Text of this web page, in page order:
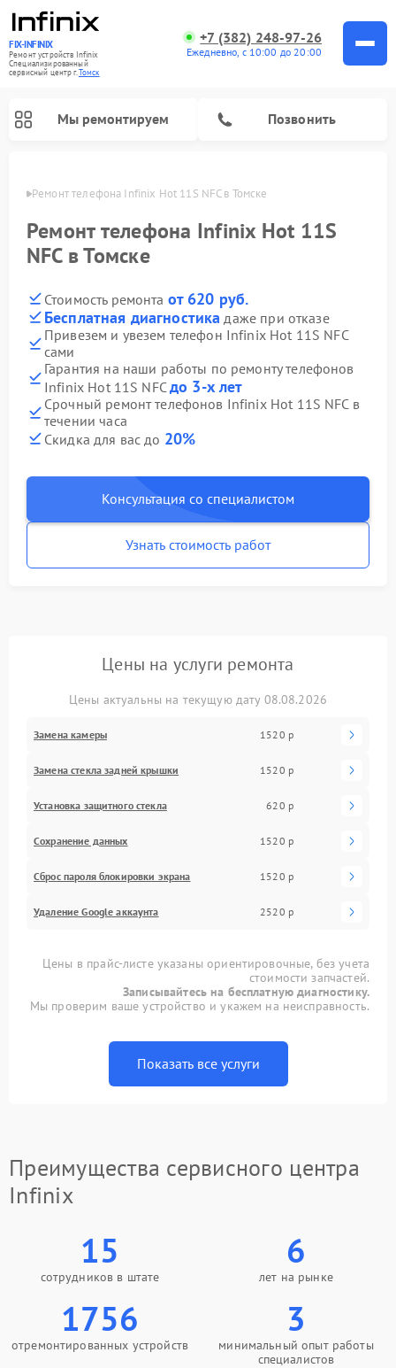
FIX-INFINIX
Ремонт устройств Infinix
Специализированный
cервисный центр г.Томск
+7 (382) 248-97-26
Ежедневно, с 10:00 до 20:00
Мы ремонтируем Позвонить
Ремонт телефона Infinix Hot 11S NFC в Томске
Ремонт телефона Infinix Hot 11S
NFC в Томске
Стоимость ремонта от 620 руб.
Бесплатная диагностика даже при отказе
Привезем и увезем телефон Infinix Hot 11S NFC
сами
Гарантия на наши работы по ремонту телефонов
Infinix Hot 11S NFCдо 3-х лет
Срочный ремонт телефонов Infinix Hot 11S NFC в
течении часа
Скидка для вас до 20%
Консультация со специалистом
Узнать стоимость работ
Цены на услуги ремонта
Цены актуальны на текущую дату 08.08.2026
Замена камеры 1520 р
Замена стекла задней крышки 1520 р
Установка защитного стекла 620 р
Сохранение данных 1520 р
Сброс пароля блокировки экрана 1520 р
Удаление Google аккаунта 2520 р
Цены в прайс-листе указаны ориентировочные, без учета
стоимости запчастей.
Записывайтесь на бесплатную диагностику.
Мы проверим ваше устройство и укажем на неисправность.
Показать все услуги
Преимущества сервисного центра
Infinix
15
сотрудников в штате
6
лет на рынке
1756
отремонтированных устройств
3
минимальный опыт работы
специалистов